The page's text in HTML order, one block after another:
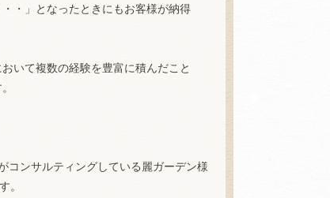
・」となったときにもお客様が納得
いて複数の経験を豊富に積んだこと
コンサルティングしている麗ガーデン様
。